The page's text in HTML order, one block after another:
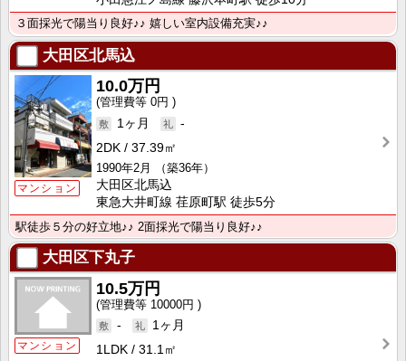
３面採光で陽当り良好♪♪ 嬉しい室内設備充実♪♪
大田区北馬込
マンション
10.0万円
0円
1ヶ月
-
2DK
37.39㎡
1990年2月
（築36年）
大田区北馬込
東急大井町線 荏原町駅 徒歩5分
駅徒歩５分の好立地♪♪ 2面採光で陽当り良好♪♪
大田区下丸子
マンション
10.5万円
10000円
-
1ヶ月
1LDK
31.1㎡